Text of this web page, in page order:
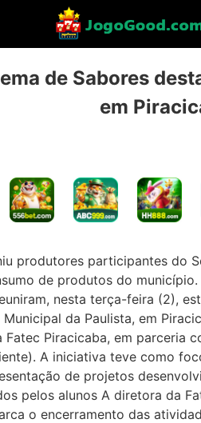
de Sabores
em
produtores participantes do
de produtos do
nesta terça-feira (2),
da Paulista, em
Piracicaba, em parceria
A iniciativa teve como
de projetos
pelos alunos A diretora da
o encerramento das